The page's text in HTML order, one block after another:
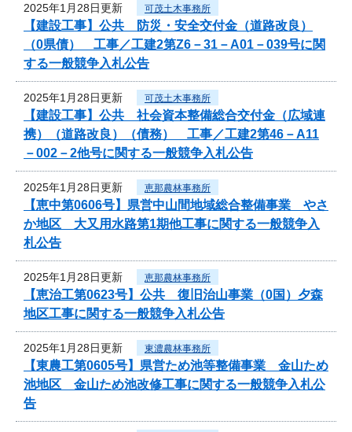
2025年1月28日更新 可茂土木事務所
【建設工事】公共 防災・安全交付金（道路改良）
（0県債） 工事／工建2第Z6－31－A01－039号に関
する一般競争入札公告
2025年1月28日更新 可茂土木事務所
【建設工事】公共 社会資本整備総合交付金（広域連
携）（道路改良）（債務） 工事／工建2第46－A11
－002－2他号に関する一般競争入札公告
2025年1月28日更新 恵那農林事務所
【恵中第0606号】県営中山間地域総合整備事業 やさ
か地区 大又用水路第1期他工事に関する一般競争入
札公告
2025年1月28日更新 恵那農林事務所
【恵治工第0623号】公共 復旧治山事業（0国）夕森
地区工事に関する一般競争入札公告
2025年1月28日更新 東濃農林事務所
【東農工第0605号】県営ため池等整備事業 金山ため
池地区 金山ため池改修工事に関する一般競争入札公
告